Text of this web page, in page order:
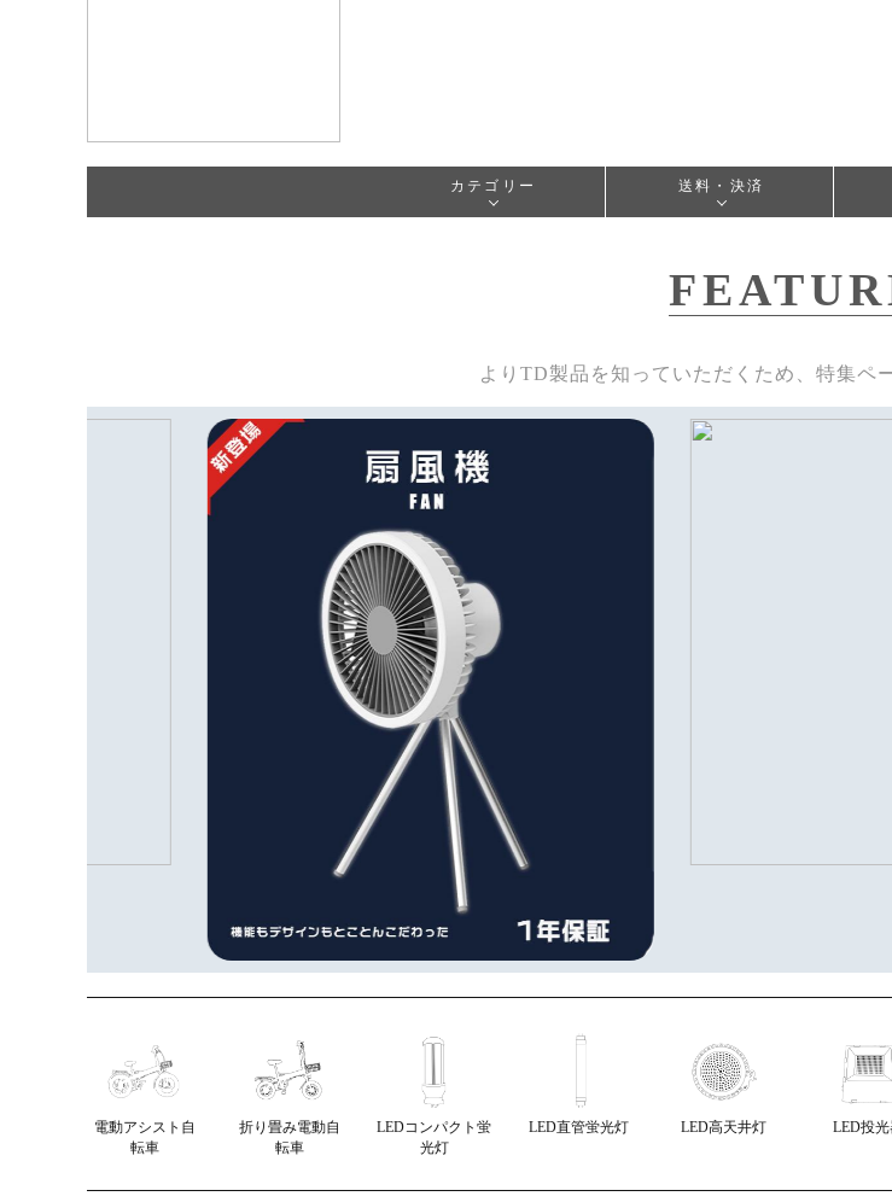
カテゴリー 送料・決済
よりTD製品を知っていただくため、特集ペ
電動アシスト自
転車
折り畳み電動自
転車
LEDコンパクト蛍
光灯
LED直管蛍光灯 LED高天井灯 LED投